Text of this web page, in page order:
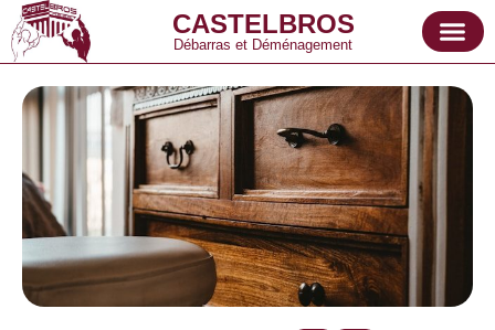
CASTELBROS
Débarras et Déménagement